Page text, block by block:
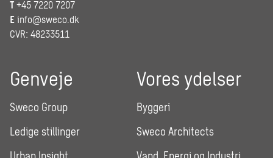
T +45 7220 7207
E info@sweco.dk
CVR: 48233511
Genveje
Sweco Group
Ledige stillinger
Vores ydelser
Byggeri
Sweco Architects